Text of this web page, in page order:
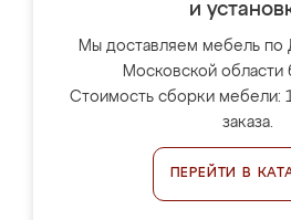
и
Мы доставляем мебель по
Московской области
Стоимость сборки мебели:
заказа.
ПЕРЕЙТИ В